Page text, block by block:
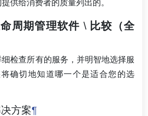
供给消费者的质量列出的。
周期管理软件 \ 比较（全
检查所有的服务，并明智地选择服
确切地知道哪一个是适合您的选
方案¶